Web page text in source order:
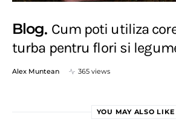
Blog Cum poti utiliza
turba pentru flori si
Alex Muntean 365 views
YOU MAY ALSO LIKE